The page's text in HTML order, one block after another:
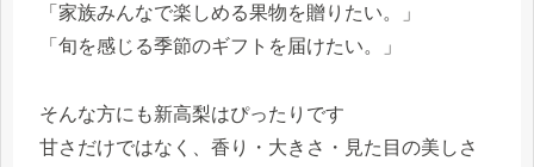
「家族みんなで楽しめる果物を贈りたい。」
「旬を感じる季節のギフトを届けたい。」
そんな方にも新高梨はぴったりです
甘さだけではなく、香り・大きさ・見た目の美しさ